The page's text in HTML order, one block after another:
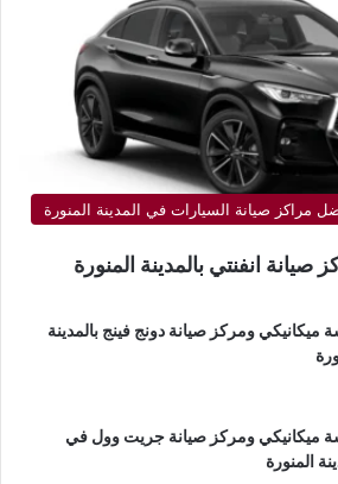
مراكز صيانة السيارات في المدينة المنورة
انفنتي بالمدينة المنورة
ميكانيكي ومركز صيانة دونج فينج بالمدينة
ميكانيكي ومركز صيانة جريت وول في
المنورة